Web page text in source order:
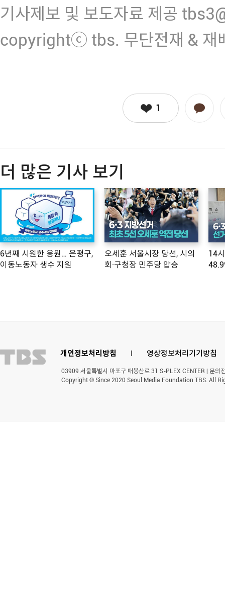
기사제보 및 보도자료 제공
copyrightⓒ tbs. 무단전재 & 재
1
더 많은 기사 보기
6년째 시원한 응원… 은평구,
이동노동자 생수 지원
오세훈 서울시장 당선, 시의
회·구청장 민주당 압승
14
개인정보처리방침 l 영상정보처리기기방침
03909 서울특별시 마포구 매봉산로 31 S-PLEX CENTER | 문
Copyright © Since 2020 Seoul Media Foundation TBS. All